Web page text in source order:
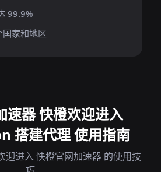
99.9%
家和地区
速器 快橙欢迎进入
搭建代理 使用指南
迎进入 快橙官网加速器 的使用技